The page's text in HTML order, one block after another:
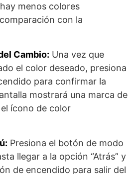
menos colores
con la
Cambio: Una vez que
el color deseado, presiona
para confirmar la
mostrará una marca de
ícono de color
Presiona el botón de modo
llegar a la opción “Atrás” y
de encendido para salir del